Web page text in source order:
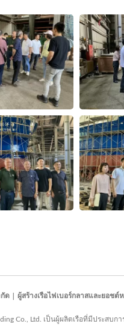
เรือประมงทะเล 48 ฟุ
| ผู้สร้างเรือไฟเบอร์กลาสและยอชต์
Co., Ltd. เป็นผู้ผลิตเรือที่มีประสบ